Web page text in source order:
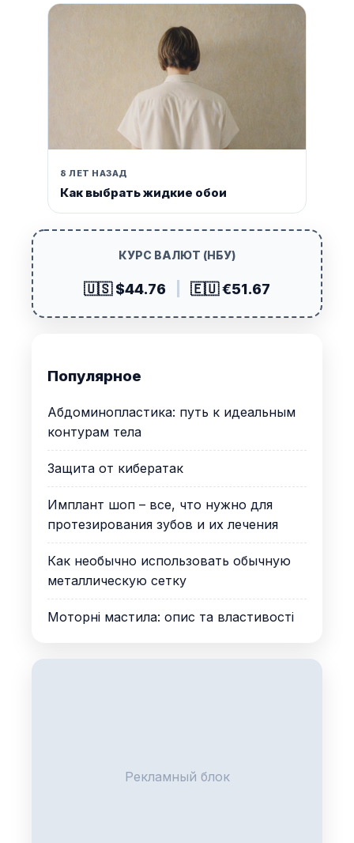
8 ЛЕТ НАЗАД
Как выбрать жидкие обои
КУРС ВАЛЮТ (НБУ)
🇺🇸 $44.76 🇪🇺 €51.67
Популярное
Абдоминопластика: путь к идеальным
контурам тела
Защита от кибератак
Имплант шоп – все, что нужно для
протезирования зубов и их лечения
Как необычно использовать обычную
металлическую сетку
Моторні мастила: опис та властивості
Рекламный блок